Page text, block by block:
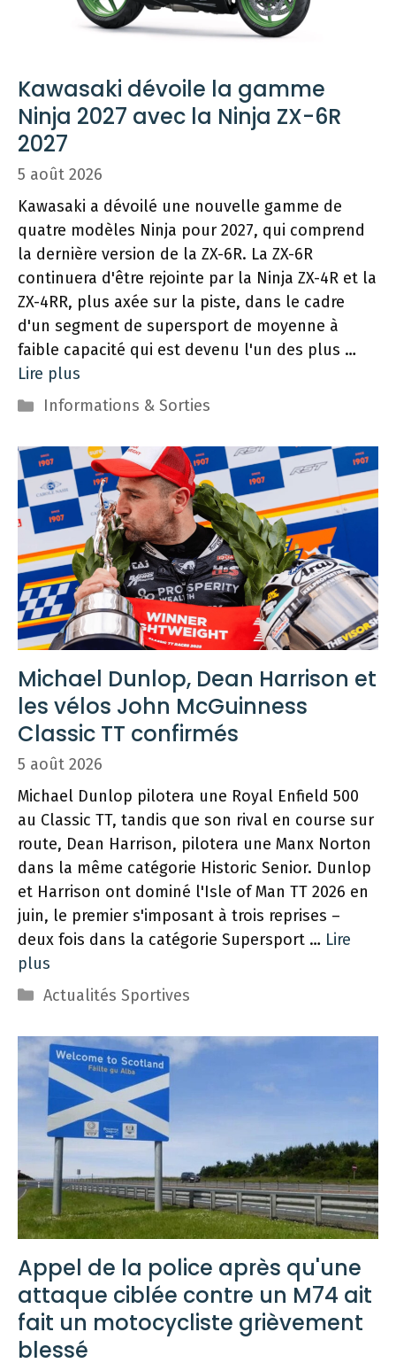
Kawasaki dévoile la gamme
Ninja 2027 avec la Ninja ZX-6R
2027
5 août 2026
Kawasaki a dévoilé une nouvelle gamme de
quatre modèles Ninja pour 2027, qui comprend
la dernière version de la ZX-6R. La ZX-6R
continuera d'être rejointe par la Ninja ZX-4R et la
ZX-4RR, plus axée sur la piste, dans le cadre
d'un segment de supersport de moyenne à
faible capacité qui est devenu l'un des plus …
Lire plus
Catégories
Informations & Sorties
Michael Dunlop, Dean Harrison et
les vélos John McGuinness
Classic TT confirmés
5 août 2026
Michael Dunlop pilotera une Royal Enfield 500
au Classic TT, tandis que son rival en course sur
route, Dean Harrison, pilotera une Manx Norton
dans la même catégorie Historic Senior. Dunlop
et Harrison ont dominé l'Isle of Man TT 2026 en
juin, le premier s'imposant à trois reprises –
deux fois dans la catégorie Supersport … Lire
plus
Catégories
Actualités Sportives
Appel de la police après qu'une
attaque ciblée contre un M74 ait
fait un motocycliste grièvement
blessé